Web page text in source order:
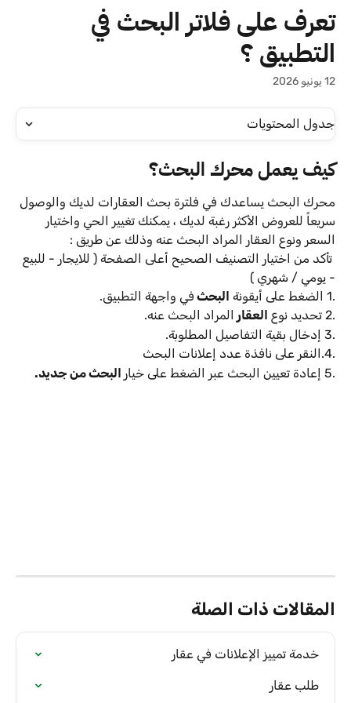
تخط وانتقل إلى المحتوى الرئيسي
تعرف على فلاتر البحث في
التطبيق ؟
12 يونيو 2026
جدول المحتويات
كيف يعمل محرك البحث؟
محرك البحث يساعدك في فلترة بحث العقارات لديك والوصول
سريعاً للعروض الأكثر رغبة لديك ، يمكنك تغيير الحي واختيار
السعر ونوع العقار المراد البحث عنه وذلك عن طريق :
تأكد من اختيار التصنيف الصحيح أعلى الصفحة ( للايجار - للبيع
- يومي / شهري )
.1 الضغط على أيقونة
البحث في واجهة التطبيق.
.2 تحديد نوع
العقار المراد البحث عنه.
.3 إدخال بقية التفاصيل المطلوبة.
.4.النقر على نافذة عدد إعلانات البحث
.5 إعادة تعيين البحث عبر الضغط على خيار
البحث من جديد.
المقالات ذات الصلة
خدمة تمييز الإعلانات في عقار
طلب عقار